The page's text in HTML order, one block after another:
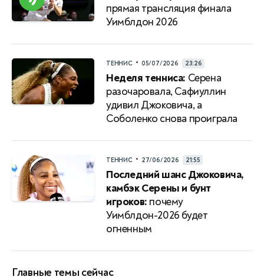
прямая трансляция финала
Уимблдон 2026
ТЕННИС • 05/07/2026 23:26
Неделя тенниса: Серена
разочаровала, Сафиуллин
удивил Джоковича, а
Соболенко снова проиграла
ТЕННИС • 27/06/2026 21:55
Последний шанс Джоковича,
камбэк Серены и бунт
игроков: почему
Уимблдон-2026 будет
огненным
Главные темы сейчас